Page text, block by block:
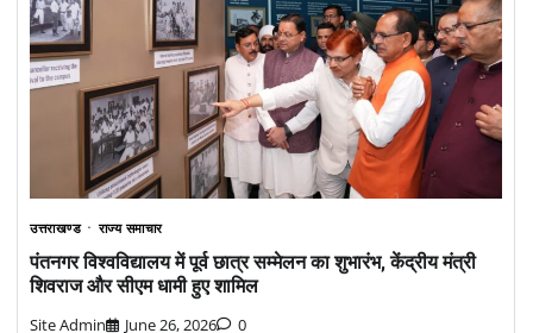
उत्तराखण्ड राज्य समाचार
पंतनगर विश्वविद्यालय में पूर्व छात्र सम्मेलन का शुभारंभ, केंद्रीय मंत्री
शिवराज और सीएम धामी हुए शामिल
Site Admin June 26, 2026 0